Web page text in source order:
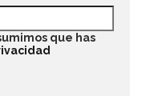
que has